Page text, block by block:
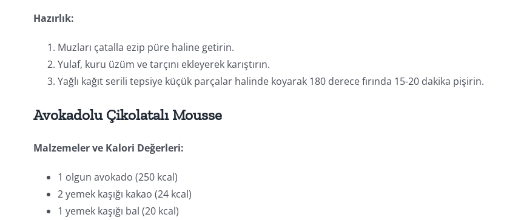
Hazırlık:
Muzları çatalla ezip püre haline getirin.
Yulaf, kuru üzüm ve tarçını ekleyerek karıştırın.
Yağlı kağıt serili tepsiye küçük parçalar halinde koyarak 180 derece fırında 15-20 dakika pişirin.
Avokadolu Çikolatalı Mousse
Malzemeler ve Kalori Değerleri:
1 olgun avokado (250 kcal)
2 yemek kaşığı kakao (24 kcal)
1 yemek kaşığı bal (20 kcal)